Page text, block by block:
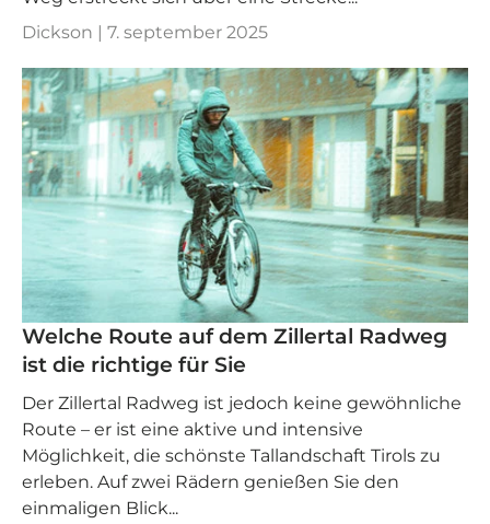
Dickson | 7. september 2025
Welche Route auf dem Zillertal Radweg
ist die richtige für Sie
Der Zillertal Radweg ist jedoch keine gewöhnliche
Route – er ist eine aktive und intensive
Möglichkeit, die schönste Tallandschaft Tirols zu
erleben. Auf zwei Rädern genießen Sie den
einmaligen Blick...